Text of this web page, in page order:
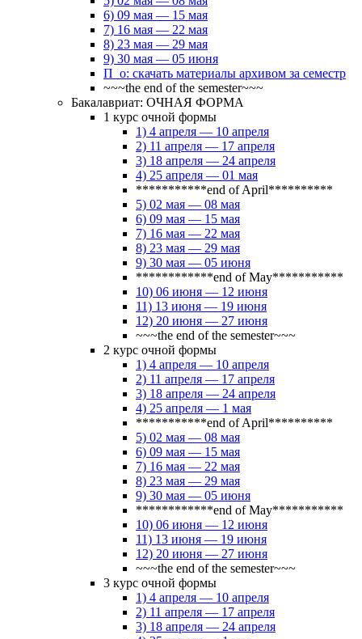
6) 09 мая — 15 мая
7) 16 мая — 22 мая
8) 23 мая — 29 мая
9) 30 мая — 05 июня
П_о: скачать материалы архивом за семестр
~~~the end of the semester~~~
Бакалавриат: ОЧНАЯ ФОРМА
1 курс очной формы
1) 4 апреля — 10 апреля
2) 11 апреля — 17 апреля
3) 18 апреля — 24 апреля
4) 25 апреля — 01 мая
***********end of April**********
5) 02 мая — 08 мая
6) 09 мая — 15 мая
7) 16 мая — 22 мая
8) 23 мая — 29 мая
9) 30 мая — 05 июня
************end of May***********
10) 06 июня — 12 июня
11) 13 июня — 19 июня
12) 20 июня — 27 июня
~~~the end of the semester~~~
2 курс очной формы
1) 4 апреля — 10 апреля
2) 11 апреля — 17 апреля
3) 18 апреля — 24 апреля
4) 25 апреля — 1 мая
***********end of April**********
5) 02 мая — 08 мая
6) 09 мая — 15 мая
7) 16 мая — 22 мая
8) 23 мая — 29 мая
9) 30 мая — 05 июня
************end of May***********
10) 06 июня — 12 июня
11) 13 июня — 19 июня
12) 20 июня — 27 июня
~~~the end of the semester~~~
3 курс очной формы
1) 4 апреля — 10 апреля
2) 11 апреля — 17 апреля
3) 18 апреля — 24 апреля